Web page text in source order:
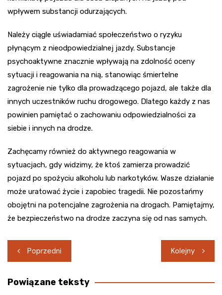
wpływem substancji odurzających.
Należy ciągle uświadamiać społeczeństwo o ryzyku
płynącym z nieodpowiedzialnej jazdy. Substancje
psychoaktywne znacznie wpływają na zdolność oceny
sytuacji i reagowania na nią, stanowiąc śmiertelne
zagrożenie nie tylko dla prowadzącego pojazd, ale także dla
innych uczestników ruchu drogowego. Dlatego każdy z nas
powinien pamiętać o zachowaniu odpowiedzialności za
siebie i innych na drodze.
Zachęcamy również do aktywnego reagowania w
sytuacjach, gdy widzimy, że ktoś zamierza prowadzić
pojazd po spożyciu alkoholu lub narkotyków. Wasze działanie
może uratować życie i zapobiec tragedii. Nie pozostańmy
obojętni na potencjalne zagrożenia na drogach. Pamiętajmy,
że bezpieczeństwo na drodze zaczyna się od nas samych.
Nawigacja
wpisu
Poprzedni Kolejny
Powiązane teksty